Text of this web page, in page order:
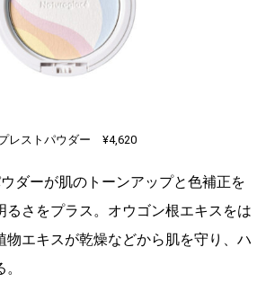
レストパウダー ¥4,620
ダーが肌のトーンアップと色補正を
るさをプラス。オウゴン根エキスをは
物エキスが乾燥などから肌を守り、ハ